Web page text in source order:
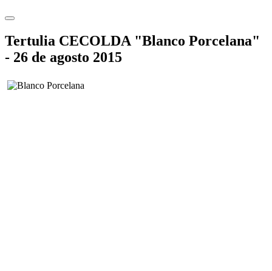
Tertulia CECOLDA "Blanco Porcelana"
- 26 de agosto 2015